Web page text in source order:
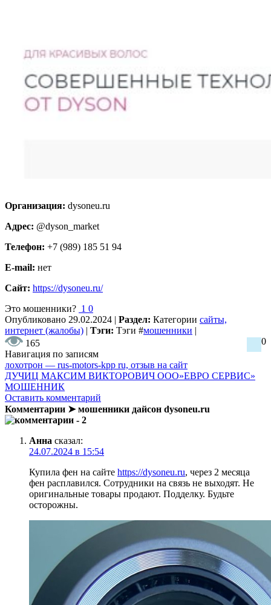
Организация: dysoneu.ru
Адрес: @dyson_market
Телефон: +7 (989) 185 51 94
E-mail: нет
Сайт: https://dysoneu.ru/
Это мошенники? 1 0
Опубликовано 29.02.2024 | Раздел: Категории сайты,
интернет (жалобы) | Тэги: Тэги #мошенники |
165
0
Навигация по записям
лохотрон — rus-motors-kpp ru, отзыв на сайт
ДУЧИЦ МАКСИМ ВИКТОРОВИЧ ООО»ЕВРО СЕРВИС»
МОШЕННИК
Оставить комментарий
Комментарии ➤ мошенники дайсон dysoneu.ru
- 2
Анна сказал:
24.07.2024 в 15:54
Купила фен на сайте https://dysoneu.ru, через 2 месяца
фен расплавился. Сотрудники на связь не выходят. Не
оригинальные товары продают. Подделку. Будьте
осторожны.